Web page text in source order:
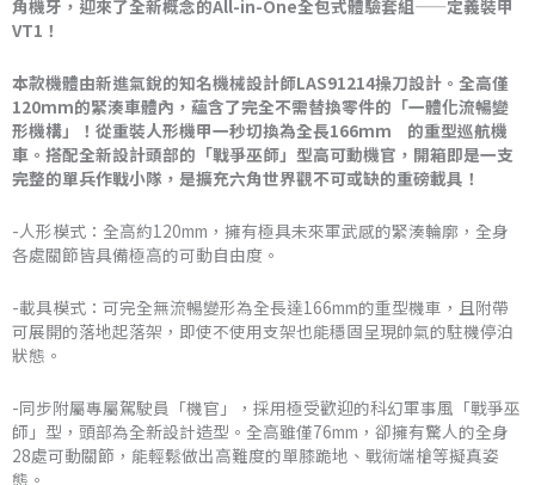
範
NT$2,102
到
角機牙，迎來了全新概念的All-in-One全包式體驗套組——定義裝甲
VT1！
本款機體由新進氣銳的知名機械設計師LAS91214操刀設計。全高僅
120mm的緊湊車體內，蘊含了完全不需替換零件的「一體化流暢變
形機構」！從重裝人形機甲一秒切換為全長166mm 的重型巡航機
車。搭配全新設計頭部的「戰爭巫師」型高可動機官，開箱即是一支
完整的單兵作戰小隊，是擴充六角世界觀不可或缺的重磅載具！
-人形模式：全高約120mm，擁有極具未來軍武感的緊湊輪廓，全身
各處關節皆具備極高的可動自由度。
-載具模式：可完全無流暢變形為全長達166mm的重型機車，且附帶
可展開的落地起落架，即使不使用支架也能穩固呈現帥氣的駐機停泊
狀態。
-同步附屬專屬駕駛員「機官」，採用極受歡迎的科幻軍事風「戰爭巫
師」型，頭部為全新設計造型。全高雖僅76mm，卻擁有驚人的全身
28處可動關節，能輕鬆做出高難度的單膝跪地、戰術端槍等擬真姿
態。